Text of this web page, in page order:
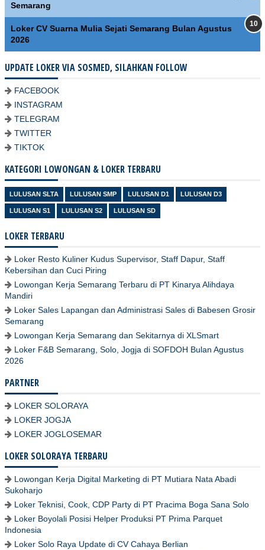
Semarang
Loker CV Suarna Mulia Sejati Semarang Bulan Agustus
2026
UPDATE LOKER VIA SOSMED, SILAHKAN FOLLOW
FACEBOOK
INSTAGRAM
TELEGRAM
TWITTER
TIKTOK
KATEGORI LOWONGAN & LOKER TERBARU
LULUSAN SLTA LULUSAN SMP LULUSAN D1 LULUSAN D3
LULUSAN S1 LULUSAN S2 LULUSAN SD
LOKER TERBARU
Loker Resto Kuliner Kudus Supervisor, Staff Dapur, Staff
Kebersihan dan Cuci Piring
Lowongan Kerja Semarang Terbaru di PT Kinarya Alihdaya
Mandiri
Loker Sales Lapangan dan Administrasi Sales di Babesen Grosir
Semarang
Lowongan Kerja Semarang dan Sekitarnya di XLSmart
Loker F&B Semarang, Solo, Jogja di SOFDOH Bulan Agustus
2026
PARTNER
LOKER SOLORAYA
LOKER JOGJA
LOKER JOGLOSEMAR
LOKER SOLORAYA TERBARU
Lowongan Kerja Digital Marketing di PT Mutiara Nata Abadi
Sukoharjo
Loker Teknisi, Cook, CDP Party di PT Pracima Boga Sana Solo
Loker Boyolali Posisi Helper Produksi PT Prima Parquet
Indonesia
Loker Solo Raya Update di CV Cahaya Berlian